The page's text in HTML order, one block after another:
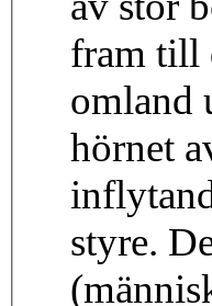
fram till
omland
hörnet
styre.